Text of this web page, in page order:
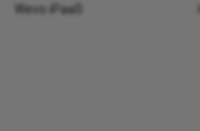
Wevo iPaaS